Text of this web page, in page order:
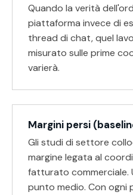
Quando la verità
piattaforma invece di
thread di chat, quel
misurato sulle prime
varierà.
Margini persi
Gli studi di settore
margine legata al
fatturato commerciale.
punto medio. Con ogni